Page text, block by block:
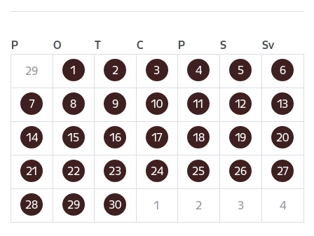
P O T C P S
Sv
29
1 2 3 4 5 6
7 8 9 10 11 12 13
14 15 16 17 18 19 20
21 22 23 24 25 26 27
28 29 30 1 2 3 4